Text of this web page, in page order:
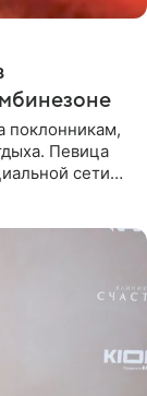
поклонникам,
Певица
сети